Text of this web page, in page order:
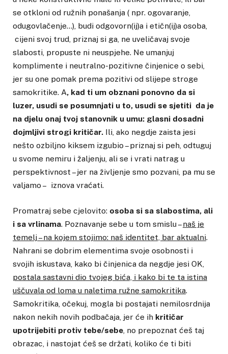
se otkloni od ružnih ponašanja ( npr. ogovaranje,
odugovlačenje…), budi odgovorn(ij)a i etičn(ij)a osoba,
cijeni svoj trud, priznaj si ga, ne uveličavaj svoje
slabosti, propuste ni neuspjehe. Ne umanjuj
komplimente i neutralno-pozitivne činjenice o sebi,
jer su one pomak prema pozitivi od slijepe stroge
samokritike. A, kad ti um obznani ponovno da si
luzer, usudi se posumnjati u to, usudi se sjetiti da je
na djelu onaj tvoj stanovnik u umu: glasni dosadni
dojmljivi strogi kritičar. Ili, ako negdje zaista jesi
nešto ozbiljno kiksem izgubio – priznaj si peh, odtuguj
u svome nemiru i žaljenju, ali se i vrati natrag u
perspektivnost – jer na življenje smo pozvani, pa mu se
valjamo – iznova vraćati.
Promatraj sebe cjelovito: osoba si sa slabostima, ali
i sa vrlinama. Poznavanje sebe u tom smislu –naš je
temelj – na kojem stojimo: naš identitet, bar aktualni.
Nahrani se dobrim elementima svoje osobnosti i
svojih iskustava, kako bi činjenica da negdje jesi OK,
postala sastavni dio tvojeg bića, i kako bi te ta istina
uščuvala od loma u naletima ružne samokritika.
Samokritika, očekuj, mogla bi postajati nemilosrdnija
nakon nekih novih podbačaja, jer će ih kritičar
upotrijebiti protiv tebe/sebe, no prepoznat ćeš taj
obrazac, i nastojat ćeš se držati, koliko će ti biti